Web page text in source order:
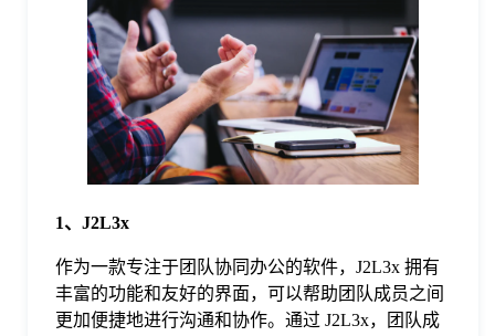
1、J2L3x
作为一款专注于团队协同办公的软件，J2L3x 拥有
丰富的功能和友好的界面，可以帮助团队成员之间
更加便捷地进行沟通和协作。通过 J2L3x，团队成